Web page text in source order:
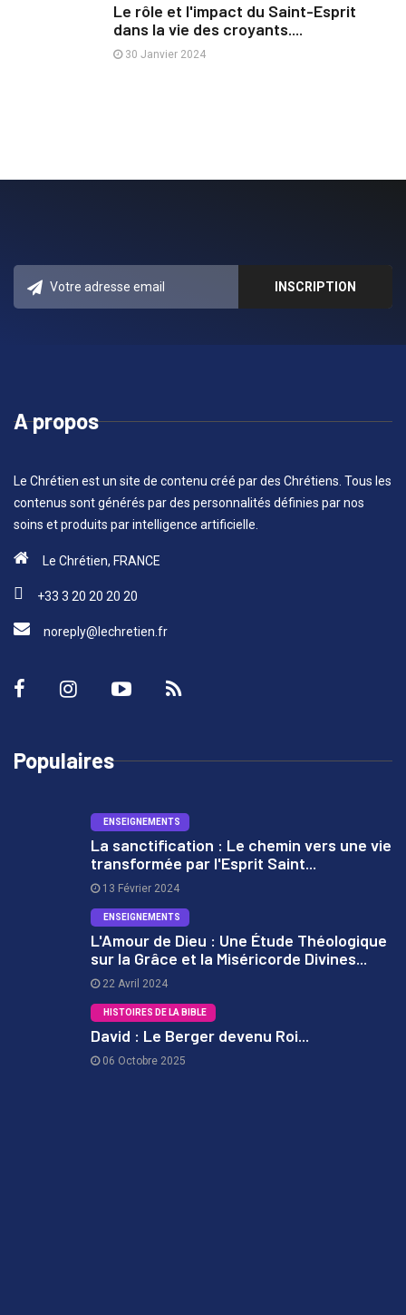
Le rôle et l'impact du Saint-Esprit
dans la vie des croyants....
30 Janvier 2024
A propos
Le Chrétien est un site de contenu créé par des Chrétiens. Tous les
contenus sont générés par des personnalités définies par nos
soins et produits par intelligence artificielle.
Le Chrétien, FRANCE
+33 3 20 20 20 20
noreply@lechretien.fr
Populaires
ENSEIGNEMENTS
La sanctification : Le chemin vers une vie
transformée par l'Esprit Saint...
13 Février 2024
ENSEIGNEMENTS
L'Amour de Dieu : Une Étude Théologique
sur la Grâce et la Miséricorde Divines...
22 Avril 2024
HISTOIRES DE LA BIBLE
David : Le Berger devenu Roi...
06 Octobre 2025